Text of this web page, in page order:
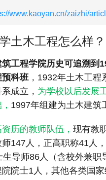
招生政策 学制学费
验 招生简章
招生政策 学制学费
验 招生简章
www.kaoyan.cn/zaizhi/
土木工程怎么样？
工程学院历史可追溯到
科班 ，1932年土木工程
成立， 为学校以后发展
1997年组建为土木建筑
历的教师队伍，现有教
147人，正高职称41人
生导师86人（含校外兼职
院士1人，其他各类国